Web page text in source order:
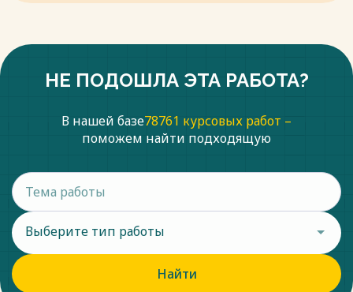
НЕ ПОДОШЛА ЭТА РАБОТА?
В нашей базе78761 курсовых работ –
поможем найти подходящую
Выберите тип работы
Найти